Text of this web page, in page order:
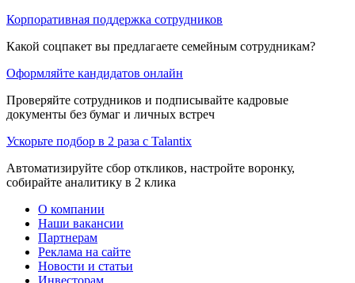
Корпоративная поддержка сотрудников
Какой соцпакет вы предлагаете семейным сотрудникам?
Оформляйте кандидатов онлайн
Проверяйте сотрудников и подписывайте кадровые
документы без бумаг и личных встреч
Ускорьте подбор в 2 раза с Talantix
Автоматизируйте сбор откликов, настройте воронку,
собирайте аналитику в 2 клика
О компании
Наши вакансии
Партнерам
Реклама на сайте
Новости и статьи
Инвесторам